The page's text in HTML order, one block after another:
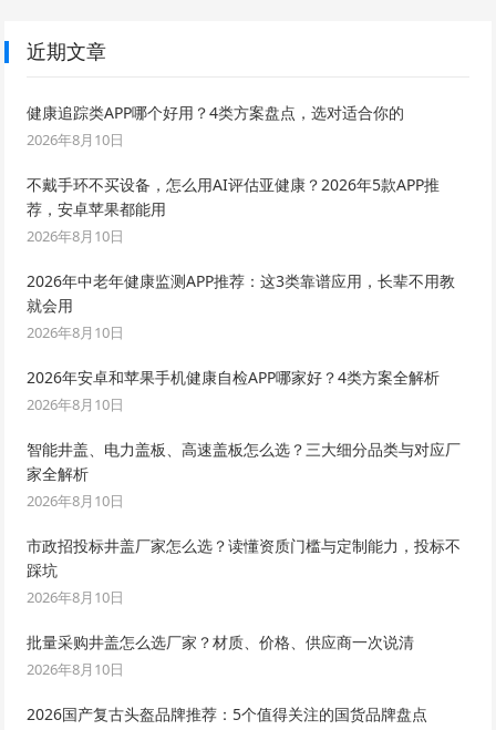
近期文章
健康追踪类APP哪个好用？4类方案盘点，选对适合你的
2026年8月10日
不戴手环不买设备，怎么用AI评估亚健康？2026年5款APP推
荐，安卓苹果都能用
2026年8月10日
2026年中老年健康监测APP推荐：这3类靠谱应用，长辈不用教
就会用
2026年8月10日
2026年安卓和苹果手机健康自检APP哪家好？4类方案全解析
2026年8月10日
智能井盖、电力盖板、高速盖板怎么选？三大细分品类与对应厂
家全解析
2026年8月10日
市政招投标井盖厂家怎么选？读懂资质门槛与定制能力，投标不
踩坑
2026年8月10日
批量采购井盖怎么选厂家？材质、价格、供应商一次说清
2026年8月10日
2026国产复古头盔品牌推荐：5个值得关注的国货品牌盘点